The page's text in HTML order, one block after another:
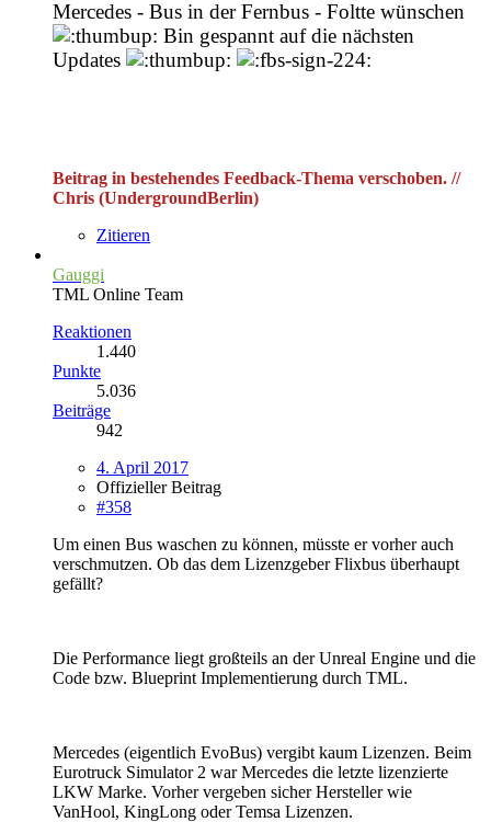
Mercedes - Bus in der Fernbus - Foltte wünschen
Bin gespannt auf die nächsten
Updates
Beitrag in bestehendes Feedback-Thema verschoben. //
Chris (UndergroundBerlin)
Zitieren
Gauggi
TML Online Team
Reaktionen
1.440
Punkte
5.036
Beiträge
942
4. April 2017
Offizieller Beitrag
#358
Um einen Bus waschen zu können, müsste er vorher auch
verschmutzen. Ob das dem Lizenzgeber Flixbus überhaupt
gefällt?
Die Performance liegt großteils an der Unreal Engine und die
Code bzw. Blueprint Implementierung durch TML.
Mercedes (eigentlich EvoBus) vergibt kaum Lizenzen. Beim
Eurotruck Simulator 2 war Mercedes die letzte lizenzierte
LKW Marke. Vorher vergeben sicher Hersteller wie
VanHool, KingLong oder Temsa Lizenzen.